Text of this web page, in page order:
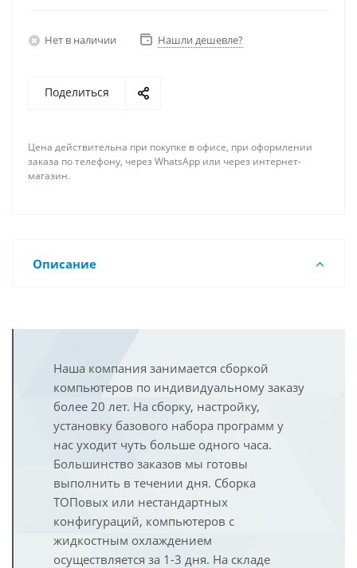
Нет в наличии Нашли дешевле?
Поделиться
Цена действительна при покупке в офисе, при оформлении
заказа по телефону, через WhatsApp или через интернет-
магазин.
Описание
Наша компания занимается сборкой
компьютеров по индивидуальному заказу
более 20 лет. На сборку, настройку,
установку базового набора программ у
нас уходит чуть больше одного часа.
Большинство заказов мы готовы
выполнить в течении дня. Сборка
ТОПовых или нестандартных
конфигураций, компьютеров с
жидкостным охлаждением
осуществляется за 1-3 дня. На складе